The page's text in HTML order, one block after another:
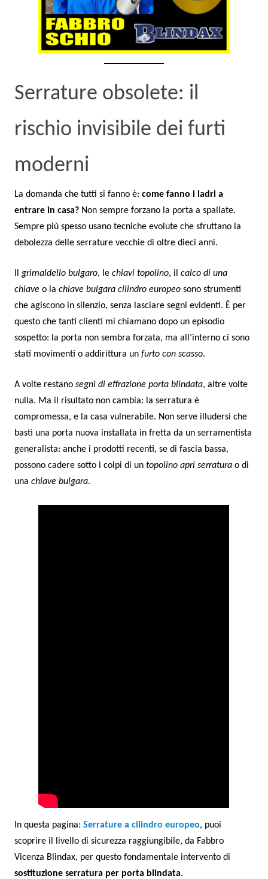
Serrature obsolete: il
rischio invisibile dei furti
moderni
La domanda che tutti si fanno è:come fanno i ladri a
entrare in casa? Non sempre forzano la porta a spallate.
Sempre più spesso usano tecniche evolute che sfruttano la
debolezza delle serrature vecchie di oltre dieci anni.
Ilgrimaldello bulgaro, lechiavi topolino, ilcalco di una
chiave o lachiave bulgara cilindro europeo sono strumenti
che agiscono in silenzio, senza lasciare segni evidenti. È per
questo che tanti clienti mi chiamano dopo un episodio
sospetto: la porta non sembra forzata, ma all’interno ci sono
stati movimenti o addirittura unfurto con scasso.
A volte restanosegni di effrazione porta blindata, altre volte
nulla. Ma il risultato non cambia: la serratura è
compromessa, e la casa vulnerabile. Non serve illudersi che
basti una porta nuova installata in fretta da un serramentista
generalista: anche i prodotti recenti, se di fascia bassa,
possono cadere sotto i colpi di untopolino apri serratura o di
unachiave bulgara.
In questa pagina:Serrature a cilindro europeo, puoi
scoprire il livello di sicurezza raggiungibile, da Fabbro
Vicenza Blindax, per questo fondamentale intervento di
sostituzione serratura per porta blindata.